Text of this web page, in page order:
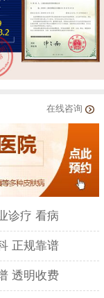
在线咨询
诊疗 看病
正规靠谱
透明收费